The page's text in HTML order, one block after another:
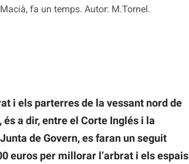
fa un temps. Autor: M.Tornel.
i els parterres de la vessant nord de
a dir, entre el Corte Inglés i la
de Govern, es faran un seguit
euros per millorar l’arbrat i els espais